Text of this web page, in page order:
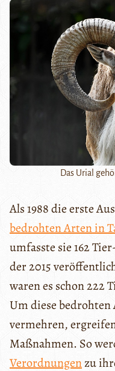
Das Urial
Als 1988 die erste
bedrohten Arten in
umfasste sie 162
der 2015
waren es schon 222
Um diese
vermehren,
Maßnahmen. So
Verordnungenzu